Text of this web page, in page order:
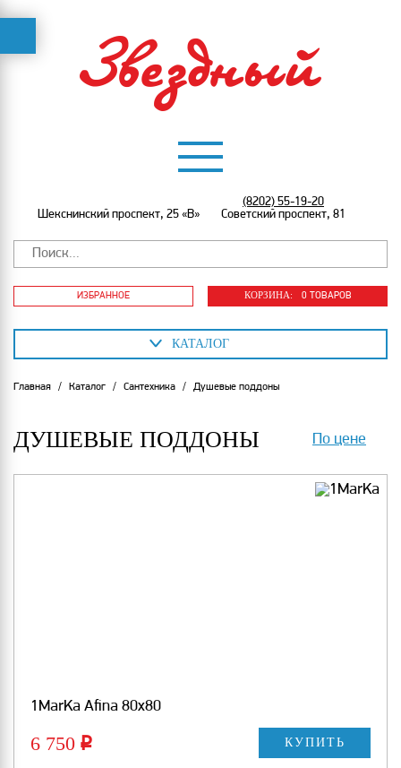
Шекснинский проспект, 25 «В»
(8202) 55-19-20
Советский проспект, 81
ИЗБРАННОЕ КОРЗИНА: 0 ТОВАРОВ
КАТАЛОГ
Главная / Каталог / Сантехника / Душевые поддоны
ДУШЕВЫЕ ПОДДОНЫ По цене
1MarKa Afina 80х80
6 750 Р КУПИТЬ